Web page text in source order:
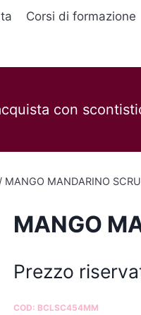
Corsi di formazione
con
/ MANGO MANDARINO
MANGO
Prezzo
COD: BCLSC454MM